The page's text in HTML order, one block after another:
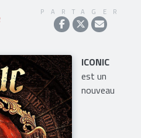
PARTAGER
ICONIC
est un
nouveau